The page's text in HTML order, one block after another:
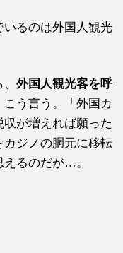
るのは外国人観光
、外国人観光客を呼
う言う。「外国カ
が増えれば願った
カジノの胴元に移転
えるのだが…。